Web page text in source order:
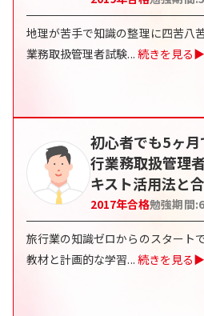
地理が苦手で知識の整理に四苦八
業務取扱管理者試験... 続きを見る▶
初心者でも5ヶ
行業務取扱管理
キスト活用法と
2017年合格勉強期間:
旅行業の知識ゼロからのスタート
教材と計画的な学習... 続きを見る▶